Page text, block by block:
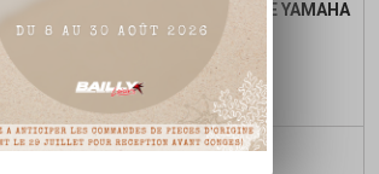
AVANT 3 MM BRAKING WAVE FIXE YAMAHA
de
base
 Ajouter au panier